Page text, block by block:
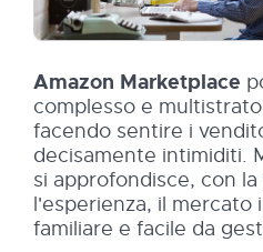
Amazon Marketplace
complesso e
facendo sentire i
decisamente intimiditi.
si approfondisce, con
l'esperienza, il mercato
familiare e facile da